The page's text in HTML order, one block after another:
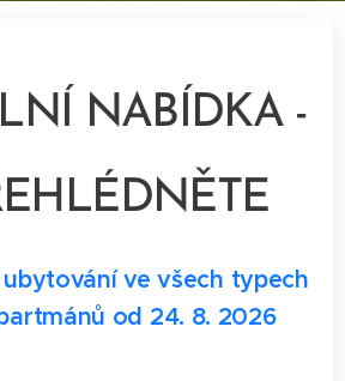
NABÍDKA -
ubytování ve všech typech
od 24. 8. 2026